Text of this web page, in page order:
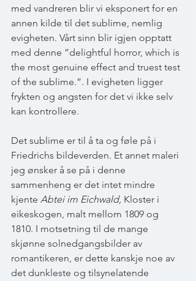
med vandreren blir vi eksponert for en
annen kilde til det sublime, nemlig
evigheten. Vårt sinn blir igjen opptatt
med denne ”delightful horror, which is
the most genuine effect and truest test
of the sublime.”. I evigheten ligger
frykten og angsten for det vi ikke selv
kan kontrollere.
Det sublime er til å ta og føle på i
Friedrichs bildeverden. Et annet maleri
jeg ønsker å se på i denne
sammenheng er det intet mindre
kjente Abtei im Eichwald, Kloster i
eikeskogen, malt mellom 1809 og
1810. I motsetning til de mange
skjønne solnedgangsbilder av
romantikeren, er dette kanskje noe av
det dunkleste og tilsynelatende